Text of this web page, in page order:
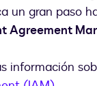
un gran paso
Agreement
información